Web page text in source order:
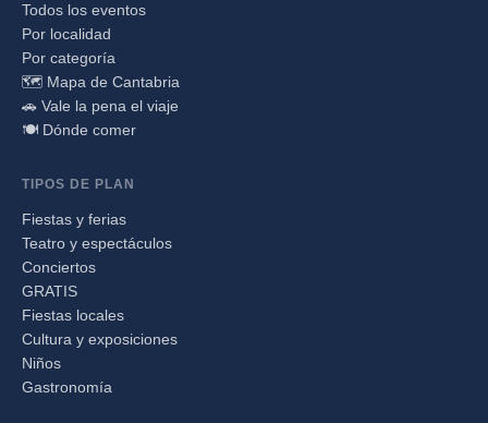
Todos los eventos
Por localidad
Por categoría
🗺️ Mapa de Cantabria
🚗 Vale la pena el viaje
🍽️ Dónde comer
TIPOS DE PLAN
Fiestas y ferias
Teatro y espectáculos
Conciertos
GRATIS
Fiestas locales
Cultura y exposiciones
Niños
Gastronomía